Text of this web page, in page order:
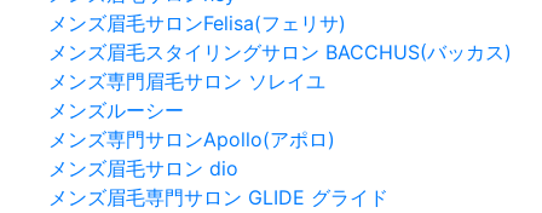
メンズ眉毛サロンFelisa(フェリサ)
メンズ眉毛スタイリングサロン BACCHUS(バッカス)
メンズ専門眉毛サロン ソレイユ
メンズルーシー
メンズ専門サロンApollo(アポロ)
メンズ眉毛サロン dio
メンズ眉毛専門サロン GLIDE グライド